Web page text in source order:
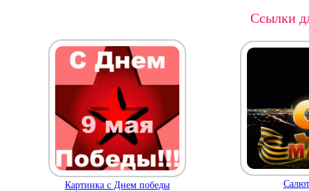
Ссылки
Картинка с Днем победы